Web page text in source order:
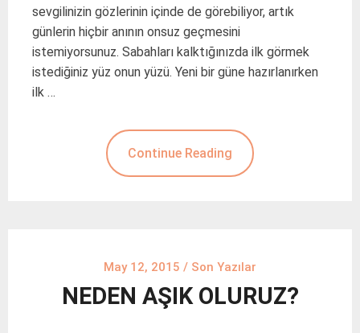
sevgilinizin gözlerinin içinde de görebiliyor, artık
günlerin hiçbir anının onsuz geçmesini
istemiyorsunuz. Sabahları kalktığınızda ilk görmek
istediğiniz yüz onun yüzü. Yeni bir güne hazırlanırken
ilk …
Continue Reading
May 12, 2015 / Son Yazılar
NEDEN AŞIK OLURUZ?